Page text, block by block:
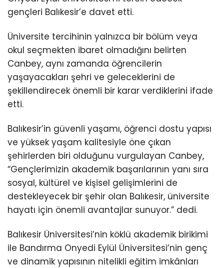
gençleri Balıkesir’e davet etti.
Üniversite tercihinin yalnızca bir bölüm veya
okul seçmekten ibaret olmadığını belirten
Canbey, aynı zamanda öğrencilerin
yaşayacakları şehri ve geleceklerini de
şekillendirecek önemli bir karar verdiklerini ifade
etti.
Balıkesir’in güvenli yaşamı, öğrenci dostu yapısı
ve yüksek yaşam kalitesiyle öne çıkan
şehirlerden biri olduğunu vurgulayan Canbey,
“Gençlerimizin akademik başarılarının yanı sıra
sosyal, kültürel ve kişisel gelişimlerini de
destekleyecek bir şehir olan Balıkesir, üniversite
hayatı için önemli avantajlar sunuyor.” dedi.
Balıkesir Üniversitesi’nin köklü akademik birikimi
ile Bandırma Onyedi Eylül Üniversitesi’nin genç
ve dinamik yapısının nitelikli eğitim imkânları